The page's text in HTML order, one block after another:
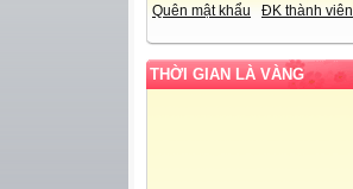
Quên mật khẩu ĐK thành viên
THỜI GIAN LÀ VÀNG